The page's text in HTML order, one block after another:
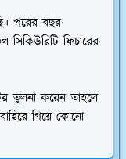
পরের বছর
ফিচারের
তুলনা করেন তাহলে
গিয়ে কোনো